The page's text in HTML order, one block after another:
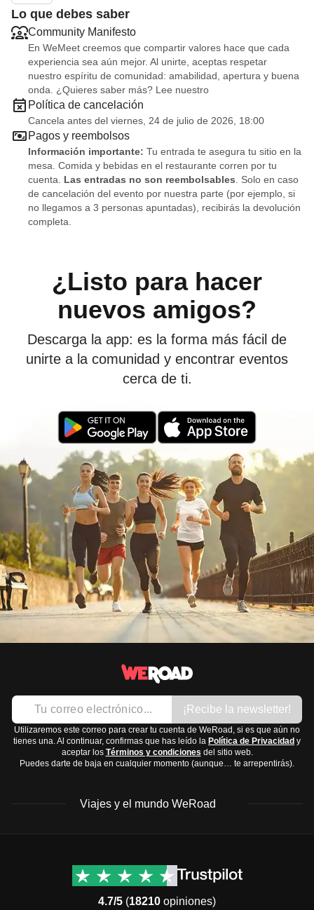
Lo que debes saber
Community Manifesto
En WeMeet creemos que compartir valores hace que cada
experiencia sea aún mejor. Al unirte, aceptas respetar
nuestro espíritu de comunidad: amabilidad, apertura y buena
onda. ¿Quieres saber más? Lee nuestro
Política de cancelación
Cancela antes del viernes, 24 de julio de 2026, 18:00
Pagos y reembolsos
Información importante: Tu entrada te asegura tu sitio en la
mesa. Comida y bebidas en el restaurante corren por tu
cuenta. Las entradas no son reembolsables . Solo en caso
de cancelación del evento por nuestra parte (por ejemplo, si
no llegamos a 3 personas apuntadas), recibirás la devolución
completa.
¿Listo para hacer
nuevos amigos?
Descarga la app: es la forma más fácil de
unirte a la comunidad y encontrar eventos
cerca de ti.
¡Recibe la newsletter!
Utilizaremos este correo para crear tu cuenta de WeRoad, si es que aún no
tienes una. Al continuar, confirmas que has leído la Política de Privacidad y
aceptar los Términos y condiciones del sitio web.
Puedes darte de baja en cualquier momento (aunque… te arrepentirás).
Viajes y el mundo WeRoad
América del Norte
Contacto
4.7/5 (18210 opiniones)